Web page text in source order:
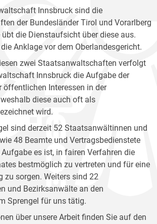
Innsbruck sind die
der Bundesländer Tirol und Vorarlberg
die Dienstaufsicht über diese aus.
Anklage vor dem Oberlandesgericht.
zwei Staatsanwaltschaften verfolgt
Innsbruck die Aufgabe der
öffentlichen Interessen in der
diese auch oft als
wird.
sind derzeit 52 Staatsanwältinnen und
48 Beamte und Vertragsbedienstete
es ist, in fairen Verfahren die
bestmöglich zu vertreten und für eine
zu sorgen. Weiters sind 22
und Bezirksanwälte an den
Sprengel für uns tätig.
über unsere Arbeit finden Sie auf den